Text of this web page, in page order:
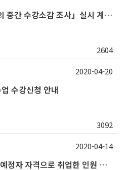
2020학년도 1학기「강의 중간 수강소감 조사」실시 계획 알림
2604
수강신청 안내
3092
2020-04-20
[긴급] 2020-1학기 졸업예정자 자격으로 취업한 인원 조사(4/15(수) 23:59 限)
2020-04-14